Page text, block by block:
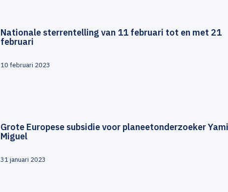
Nationale sterrentelling van 11 februari tot en met 21
februari
10 februari 2023
Grote Europese subsidie voor planeetonderzoeker
Miguel
31 januari 2023